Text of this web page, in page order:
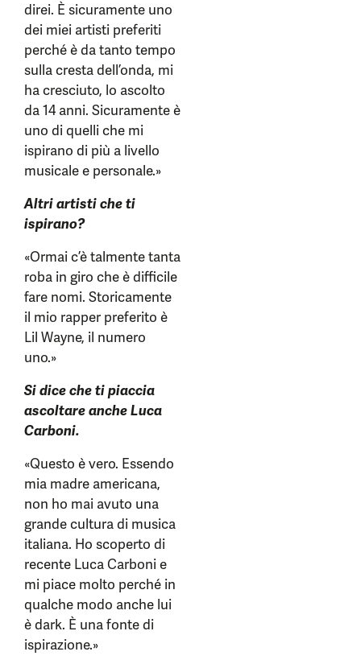
direi. È sicuramente uno
dei miei artisti preferiti
perché è da tanto tempo
sulla cresta dell’onda, mi
ha cresciuto, lo ascolto
da 14 anni. Sicuramente è
uno di quelli che mi
ispirano di più a livello
musicale e personale.»
Altri artisti che ti
ispirano?
«Ormai c’è talmente tanta
roba in giro che è difficile
fare nomi. Storicamente
il mio rapper preferito è
Lil Wayne, il numero
uno.»
Si dice che ti piaccia
ascoltare anche Luca
Carboni.
«Questo è vero. Essendo
mia madre americana,
non ho mai avuto una
grande cultura di musica
italiana. Ho scoperto di
recente Luca Carboni e
mi piace molto perché in
qualche modo anche lui
è dark. È una fonte di
ispirazione.»